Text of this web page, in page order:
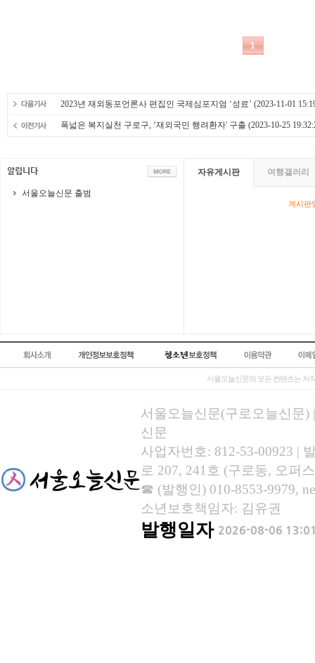
2023년 재외동포언론사 편집인 국제심포지엄 ‘성료’ (2023-11-01
폭넓은 복지실천 구로구, ‘재외국민 행려환자' 구출 (2023-10-25
서울오늘신문 출범
자유게시판 여행갤러리
게시판
서울오늘신문의 모든 컨텐츠는 저
서울오늘신문(구로오늘신문)
신문
사업자번호: 812-53-00923 |
로 207, 241호 (구로동, 오퍼
☎ (발행인) 010-8553-9979,
소년보호책임자: 김유권
발행일자